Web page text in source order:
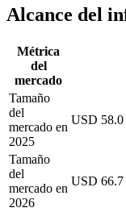
Alcance del
Métrica
del
mercado
Tamaño
del
mercado en
2025
USD
Tamaño
del
mercado en
2026
USD